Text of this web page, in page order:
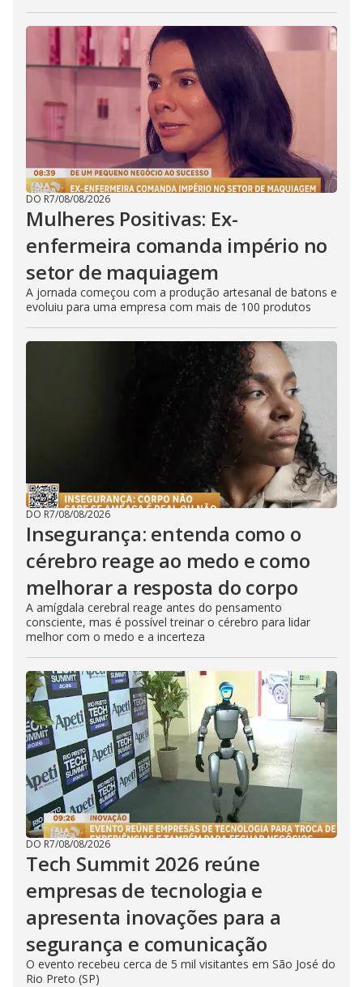
DO R7/08/08/2026
Mulheres Positivas: Ex-
enfermeira comanda império no
setor de maquiagem
A jornada começou com a produção artesanal de batons e
evoluiu para uma empresa com mais de 100 produtos
DO R7/08/08/2026
Insegurança: entenda como o
cérebro reage ao medo e como
melhorar a resposta do corpo
A amígdala cerebral reage antes do pensamento
consciente, mas é possível treinar o cérebro para lidar
melhor com o medo e a incerteza
DO R7/08/08/2026
Tech Summit 2026 reúne
empresas de tecnologia e
apresenta inovações para a
segurança e comunicação
O evento recebeu cerca de 5 mil visitantes em São José do
Rio Preto (SP)